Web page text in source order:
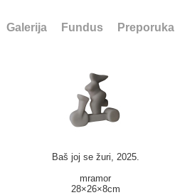
Galerija Fundus Preporuka
Baš joj se žuri, 2025.
mramor
28×26×8cm